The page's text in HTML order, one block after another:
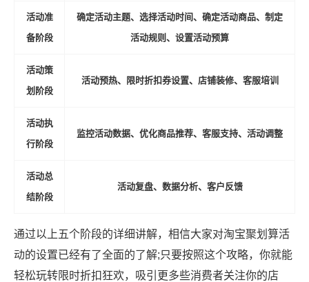
活动准
备阶段
确定活动主题、选择活动时间、确定活动商品、制定
活动规则、设置活动预算
活动策
划阶段
活动预热、限时折扣券设置、店铺装修、客服培训
活动执
行阶段
监控活动数据、优化商品推荐、客服支持、活动调整
活动总
结阶段
活动复盘、数据分析、客户反馈
通过以上五个阶段的详细讲解，相信大家对淘宝聚划算活
动的设置已经有了全面的了解;只要按照这个攻略，你就能
轻松玩转限时折扣狂欢，吸引更多些消费者关注你的店